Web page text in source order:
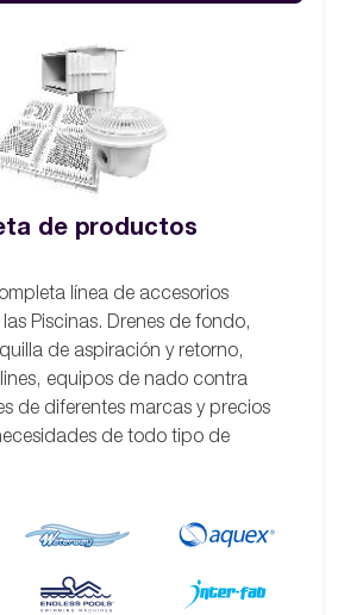
de productos
línea de accesorios
Piscinas. Drenes de fondo,
de aspiración y retorno,
equipos de nado contra
de diferentes marcas y precios
de todo tipo de